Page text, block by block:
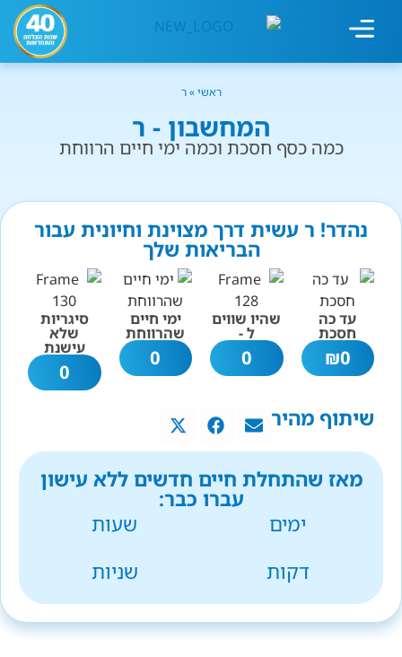
ראשי»ר
המחשבון - ר
כמה כסף חסכת וכמה ימי חיים הרווחת
נהדר! ר עשית דרך מצוינת וחיונית עבור
הבריאות שלך
עד כה
חסכת
0
₪
שהיו שווים
ל -
0
ימי חיים
שהרווחת
0
סיגריות
שלא
עישנת
0
שיתוף מהיר
מאז שהתחלת חיים חדשים ללא עישון
עברו כבר:
ימים
שעות
דקות
שניות